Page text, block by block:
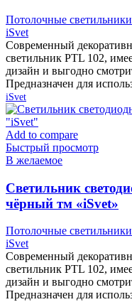
Потолочные светильники
iSvet
Современный
светильник PTL 102,
дизайн и выгодно
Предназначен для
iSvet
Add to compare
Быстрый просмотр
В желаемое
Cветильник
чёрный тм «iSvet»
Потолочные светильники
iSvet
Современный
светильник PTL 102,
дизайн и выгодно
Предназначен для